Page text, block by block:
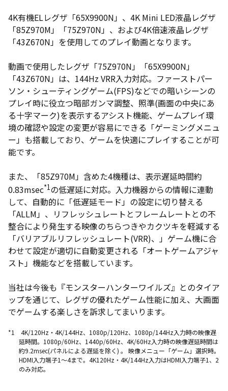
4K有機ELレグザ「65X9900N」、4K Mini LED液晶レグザ
「85Z970M」「75Z970N」、および4K倍速液晶レグザ
「43Z670N」を使用してのプレイ動画となります。
動画で使用したレグザ「75Z970N」「65X9900N」
「43Z670N」は、144Hz VRR入力対応。ファーストパー
ソン・シューティングゲーム(FPS)などでの暗いシーンの
プレイ時に役立つ暗部ガンマ調整、照準(画面の中央にあ
る十字マーク)を表示するアシスト機能、ゲームプレイ環
境の確認や設定の変更が容易にできる「ゲーミングメニュ
ー」も搭載しており、ゲームを快適にプレイすることが可
能です。
また、「85Z970M」含めた4機種は、表示遅延時間約
0.83msec*1の低遅延に対応。入力機器からの情報に連動
して、自動的に「低遅延モード」の設定に切り替える
「ALLM」、リフレッシュレートとフレームレートとの不
整合により発生する映像のちらつきやカクツキを軽減する
「バリアブルリフレッシュレート(VRR)、」ゲーム機に合
わせて設定が適切に自動変更される「オートゲームアジャ
スト」機能などを搭載しています。
当社は今後も『モンスターハンターワイルズ』とのタイア
ップを通じて、レグザの優れたゲーム性能に加え、大画面
でゲームする楽しさを訴求してまいります。
*1 4K/120Hz・4K/144Hz、1080p/120Hz、1080p/144Hz入力時の映像遅
延時間。1080p/60Hz、1440p/60Hz、4K/60Hz入力時の映像遅延時間は
約9.2msec(パネルによる遅延を除く) 。 映像メニュー「ゲーム」選択時。
HDMI入力端子1～4まで。4K120Hz・4K/144Hz入力はHDMI入力端子1、2
のみ対応。